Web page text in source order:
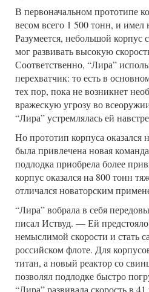
В первоначальном прототипе
весом всего 1 500 тонн, и имел
Разумеется, небольшой
мог развивать высокую
Соответственно, “Лира”
перехватчик: то есть в
тех пор, пока не возникнет
вражескую угрозу во
“Лира” устремлялась ей
Но прототип корпуса оказался
была привлечена новая
подлодка приобрела более
корпус оказался на 800 тонн
отличался новаторским
“Лира” вобрала в себя
писал Иствуд. — Ей предстояло
немыслимой скорости и стать
российском флоте. Для
титан, а новый реактор со
позволял подлодке быстро
“Лира” развивала скорость в